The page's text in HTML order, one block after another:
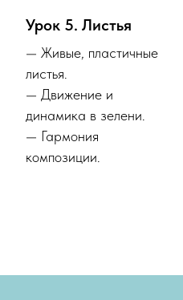
Урок 5. Листья
— Живые, пластичные
листья.
— Движение и
динамика в зелени.
— Гармония
композиции.